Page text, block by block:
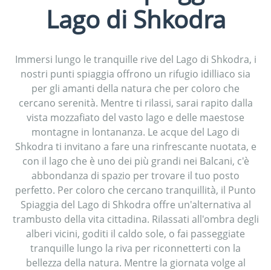
Lago di Shkodra
Immersi lungo le tranquille rive del Lago di Shkodra, i
nostri punti spiaggia offrono un rifugio idilliaco sia
per gli amanti della natura che per coloro che
cercano serenità. Mentre ti rilassi, sarai rapito dalla
vista mozzafiato del vasto lago e delle maestose
montagne in lontananza. Le acque del Lago di
Shkodra ti invitano a fare una rinfrescante nuotata, e
con il lago che è uno dei più grandi nei Balcani, c'è
abbondanza di spazio per trovare il tuo posto
perfetto. Per coloro che cercano tranquillità, il Punto
Spiaggia del Lago di Shkodra offre un'alternativa al
trambusto della vita cittadina. Rilassati all'ombra degli
alberi vicini, goditi il caldo sole, o fai passeggiate
tranquille lungo la riva per riconnetterti con la
bellezza della natura. Mentre la giornata volge al